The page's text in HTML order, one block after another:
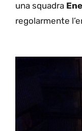
una squadra
regolarmente